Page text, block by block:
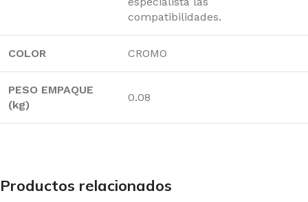
compatibilidades.
COLOR CROMO
PESO EMPAQUE
(kg)
0.08
Productos relacionados